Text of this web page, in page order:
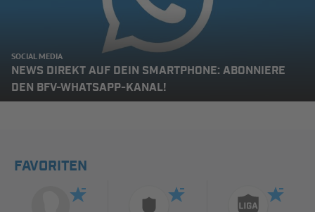
SOCIAL MEDIA
NEWS DIREKT AUF DEIN SMARTPHONE: ABONNIERE
DEN BFV-WHATSAPP-KANAL!
FAVORITEN